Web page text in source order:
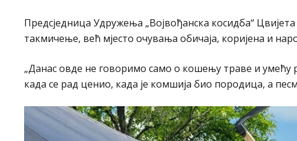
Предсједница Удружења „Војвођанска косидба“
такмичење, већ мјесто очувања обичаја, коријена и
„Данас овде не говоримо само о кошењу траве и
када се рад ценио, када је комшија био породица, а